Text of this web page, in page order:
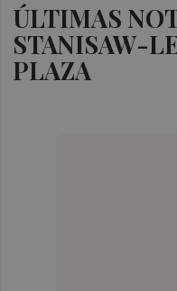
ÚLTIMAS
STANISAW-
PLAZA